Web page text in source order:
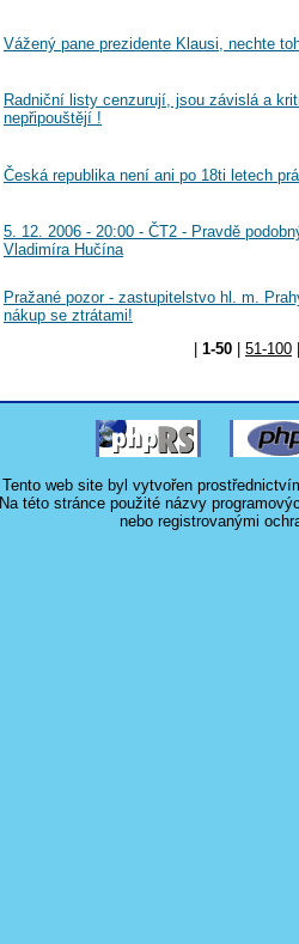
Vážený pane prezidente Klausi, nechte
Radniční listy cenzurují, jsou závislá a
nepřipouštějí !
Česká republika není ani po 18ti letech
5. 12. 2006 - 20:00 - ČT2 - Pravdě
Vladimíra Hučína
Pražané pozor - zastupitelstvo hl. m.
nákup se ztrátami!
| 1-50 | 51-100
Tento web site byl vytvořen
Na této stránce použité názvy
nebo registrovanými